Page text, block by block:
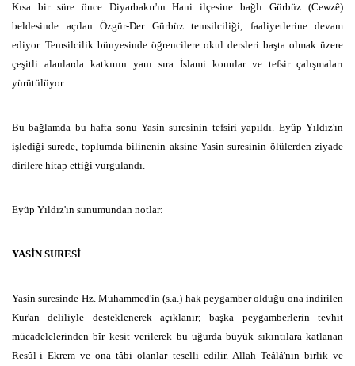
Kısa bir süre önce Diyarbakır'ın Hani ilçesine bağlı Gürbüz (Cewzê)
beldesinde açılan Özgür-Der Gürbüz temsilciliği, faaliyetlerine devam
ediyor. Temsilcilik bünyesinde öğrencilere okul dersleri başta olmak üzere
çeşitli alanlarda katkının yanı sıra İslami konular ve tefsir çalışmaları
yürütülüyor.
Bu bağlamda bu hafta sonu Yasin suresinin tefsiri yapıldı. Eyüp Yıldız'ın
işlediği surede, toplumda bilinenin aksine Yasin suresinin ölülerden ziyade
dirilere hitap ettiği vurgulandı.
Eyüp Yıldız'ın sunumundan notlar:
YASİN SURESİ
Yasin suresinde Hz. Muhammed'in (s.a.) hak peygamber olduğu ona indirilen
Kur'an deliliyle desteklenerek açıklanır; başka peygamberlerin tevhit
mücadelelerinden bîr kesit verilerek bu uğurda büyük sıkıntılara katlanan
Resûl-i Ekrem ve ona tâbi olanlar teselli edilir. Allah Teâlâ'nın birlik ve